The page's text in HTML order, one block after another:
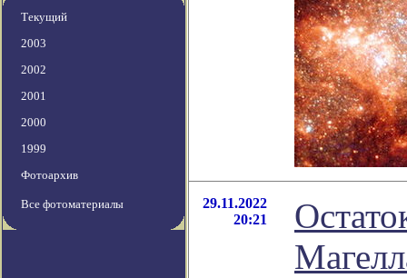
Текущий
2003
2002
2001
2000
1999
Фотоархив
Все фотоматериалы
29.11.2022
20:21